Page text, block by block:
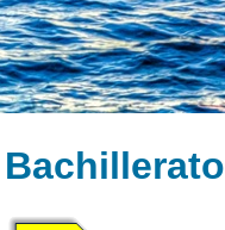
Bachillerato